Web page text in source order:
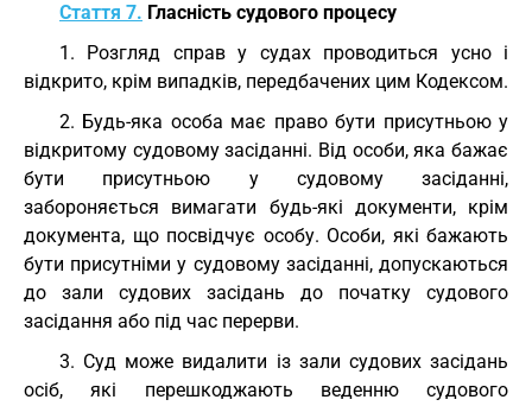
Стаття 7. Гласність судового процесу
1. Розгляд справ у судах проводиться усно і
відкрито, крім випадків, передбачених цим Кодексом.
2. Будь-яка особа має право бути присутньою у
відкритому судовому засіданні. Від особи, яка бажає
бути присутньою у судовому засіданні,
забороняється вимагати будь-які документи, крім
документа, що посвідчує особу. Особи, які бажають
бути присутніми у судовому засіданні, допускаються
до зали судових засідань до початку судового
засідання або під час перерви.
3. Суд може видалити із зали судових засідань
осіб, які перешкоджають веденню судового